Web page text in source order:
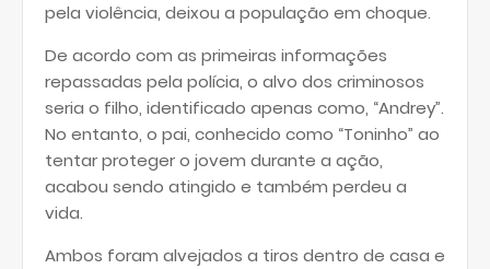
pela violência, deixou a população em choque.
De acordo com as primeiras informações
repassadas pela polícia, o alvo dos criminosos
seria o filho, identificado apenas como, “Andrey”.
No entanto, o pai, conhecido como “Toninho” ao
tentar proteger o jovem durante a ação,
acabou sendo atingido e também perdeu a
vida.
Ambos foram alvejados a tiros dentro de casa e